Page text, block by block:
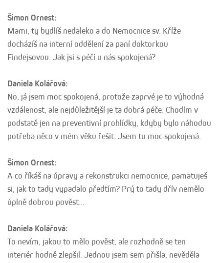
Šimon Ornest:
Mami, ty bydlíš nedaleko a do Nemocnice sv. Kříže
docházíš na interní oddělení za paní doktorkou
Findejsovou. Jak jsi s péčí u nás spokojená?
Daniela Kolářová:
No, já jsem moc spokojená, protože zaprvé je to výhodná
vzdálenost, ale nejdůležitější je ta dobrá péče. Chodím v
podstatě jen na preventivní prohlídky, kdyby bylo náhodou
potřeba něco v mém věku řešit. Jsem tu moc spokojená.
Šimon Ornest:
A co říkáš na úpravy a rekonstrukci nemocnice, pamatuješ
si, jak to tady vypadalo předtím? Prý to tady dřív nemělo
úplně dobrou pověst...
Daniela Kolářová:
To nevím, jakou to mělo pověst, ale rozhodně se ten
interiér hodně zlepšil. Jednou jsem sem přišla, nevěděla